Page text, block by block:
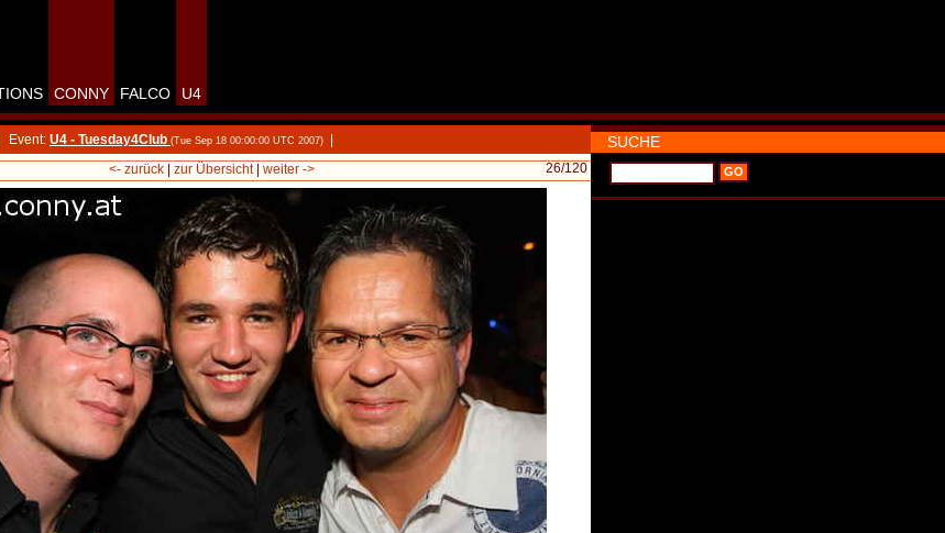
CONNY FALCO U4
Event: U4 - Tuesday4Club (Tue Sep 18 00:00:00 UTC 2007)
26/120
<- zurück| zur Übersicht| weiter ->
SUCHE